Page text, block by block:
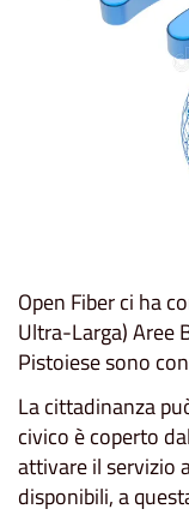
Open Fiber ci ha
Ultra-Larga) Aree
Pistoiese sono
La cittadinanza
civico è coperto
attivare il servizio
disponibili, a